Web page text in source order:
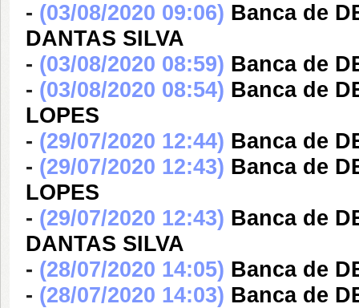
- (03/08/2020 09:06) Banca de
DANTAS SILVA
- (03/08/2020 08:59) Banca de
- (03/08/2020 08:54) Banca de
LOPES
- (29/07/2020 12:44) Banca de
- (29/07/2020 12:43) Banca de
LOPES
- (29/07/2020 12:43) Banca de
DANTAS SILVA
- (28/07/2020 14:05) Banca de
- (28/07/2020 14:03) Banca de